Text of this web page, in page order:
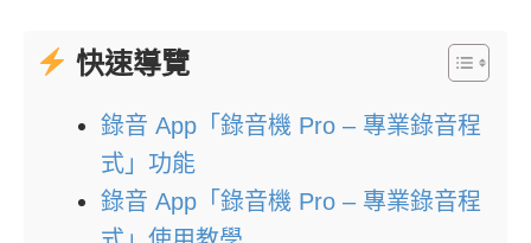
快速導覽
錄音 App「錄音機 Pro – 專業錄音程
式」功能
錄音 App「錄音機 Pro – 專業錄音程